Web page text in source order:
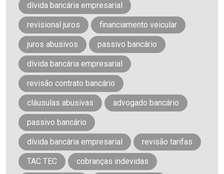
dívida bancária empresarial
revisional juros financiamento veicular
juros abusivos passivo bancário
dívida bancária empresarial
revisão contrato bancário
cláusulas abusivas advogado bancário
passivo bancário
dívida bancária empresarial revisão tarifas
TAC TEC cobranças indevidas